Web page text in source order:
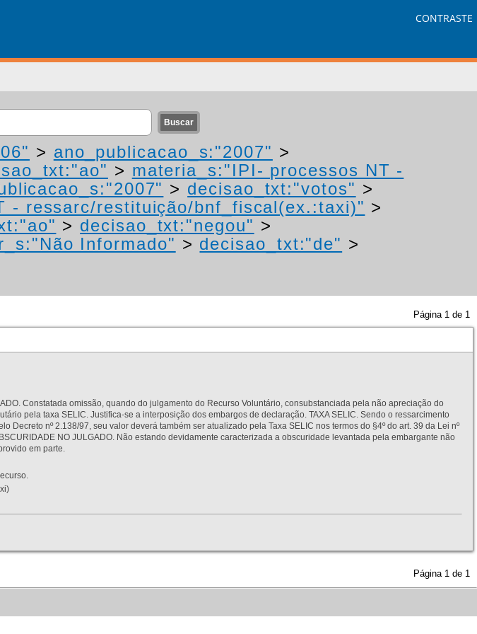
CONTRASTE
> ano_publicacao_s:"2007" >
> materia_s:"IPI- processos NT -
> decisao_txt:"votos" >
- ressarc/restituição/bnf_fiscal(ex.:taxi)" >
> decisao_txt:"negou" >
Informado" > decisao_txt:"de" >
Página 1 de 1
Constatada omissão, quando do julgamento do Recurso Voluntário, consubstanciada pela não apreciação do
pela taxa SELIC. Justifica-se a interposição dos embargos de declaração. TAXA SELIC. Sendo o ressarcimento
Decreto nº 2.138/97, seu valor deverá também ser atualizado pela Taxa SELIC nos termos do §4º do art. 39 da Lei nº
NO JULGADO. Não estando devidamente caracterizada a obscuridade levantada pela embargante não
em parte.
Página 1 de 1